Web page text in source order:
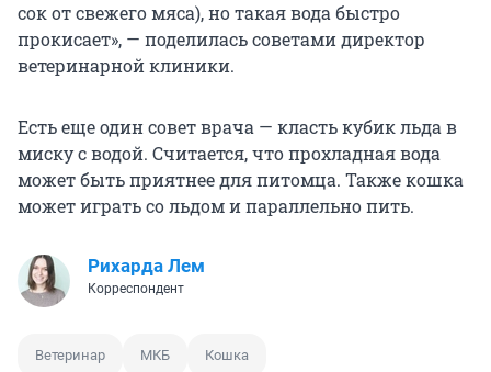
сок от свежего мяса), но такая вода быстро
прокисает», — поделилась советами директор
ветеринарной клиники.
Есть еще один совет врача — класть кубик льда в
миску с водой. Считается, что прохладная вода
может быть приятнее для питомца. Также кошка
может играть со льдом и параллельно пить.
Рихарда Лем
Корреспондент
Ветеринар МКБ Кошка